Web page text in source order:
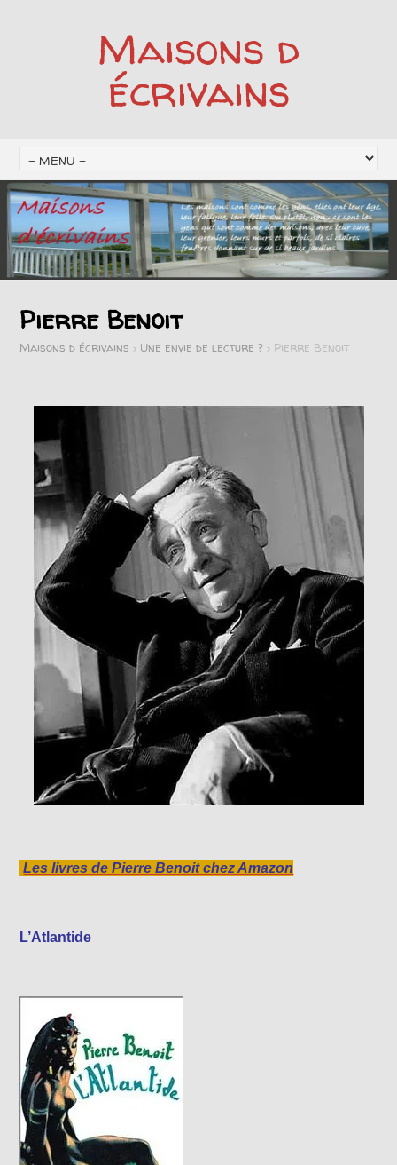
Maisons d
écrivains
Pierre Benoit
Maisons d écrivains > Une envie de lecture ? > Pierre Benoit
Les livres de Pierre Benoit chez Amazon
L’Atlantide